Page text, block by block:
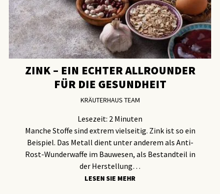
ZINK – EIN ECHTER ALLROUNDER
FÜR DIE GESUNDHEIT
KRÄUTERHAUS TEAM
Lesezeit: 2 Minuten
Manche Stoffe sind extrem vielseitig. Zink ist so ein
Beispiel. Das Metall dient unter anderem als Anti-
Rost-Wunderwaffe im Bauwesen, als Bestandteil in
der Herstellung…
LESEN SIE MEHR